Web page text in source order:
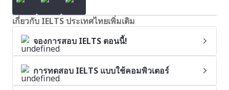
เกี่ยวกับ IELTS ประเทศไทยเพิ่มเติม
จองการสอบ IELTS ตอนนี้!
การทดสอบ IELTS แบบใช้คอมพิวเตอร์